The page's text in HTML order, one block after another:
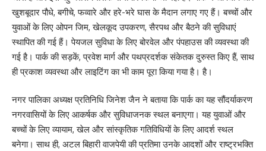
खुशबूदार पौधे, बगीचे, फव्वारे और हरे-भरे घास के मैदान लगाए गए हैं। बच्चों और
युवाओं के लिए ओपन जिम, खेलकूद उपकरण, सैरपथ और बैठने की सुविधाएं
स्थापित की गई हैं। पेयजल सुविधा के लिए बोरवेल और पंपहाउस की व्यवस्था की
गई है। पार्क की सड़कें, प्रवेश मार्ग और पथप्रदर्शक संकेतक दुरुस्त किए हैं, साथ
ही प्रकाश व्यवस्था और लाइटिंग का भी काम पूरा किया गया है। है।
नगर पालिका अध्यक्ष प्रतिनिधि जिनेश जैन ने बताया कि पार्क का यह सौंदर्याकरण
नगरवासियों के लिए आकर्षक और सुविधाजनक स्थल बनाएगा। यह युवाओं और
बच्चों के लिए व्यायाम, खेल और सांस्कृतिक गतिविधियों के लिए आदर्श स्थल
बनेगा। साथ ही, अटल बिहारी वाजपेयी की प्रतिमा उनके आदशों और राष्ट्रभक्ति